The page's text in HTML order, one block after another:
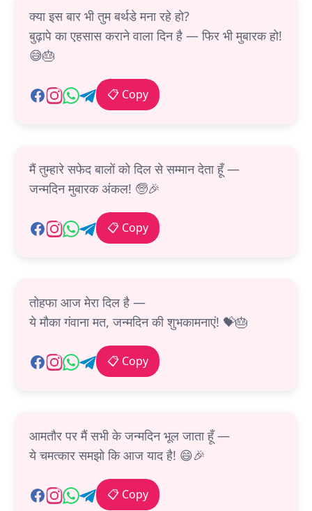
क्या इस बार भी तुम बर्थडे मना रहे हो?
बुढ़ापे का एहसास कराने वाला दिन है — फिर भी मुबारक हो!
😅🎂
📋 Copy
मैं तुम्हारे सफेद बालों को दिल से सम्मान देता हूँ —
जन्मदिन मुबारक अंकल! 🧓🎉
📋 Copy
तोहफा आज मेरा दिल है —
ये मौका गंवाना मत, जन्मदिन की शुभकामनाएं! 💝🎂
📋 Copy
आमतौर पर मैं सभी के जन्मदिन भूल जाता हूँ —
ये चमत्कार समझो कि आज याद है! 😄🎉
📋 Copy